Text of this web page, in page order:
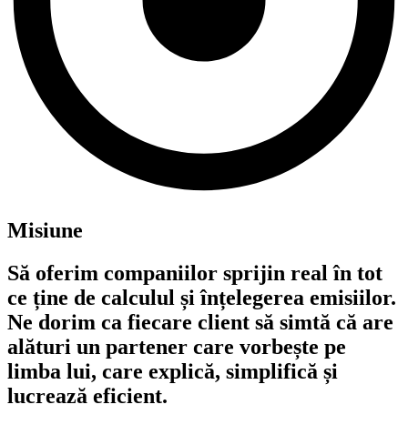
Misiune
Să oferim companiilor sprijin real în tot
ce ține de calculul și înțelegerea emisiilor.
Ne dorim ca fiecare client să simtă că are
alături un partener care vorbește pe
limba lui, care explică, simplifică și
lucrează eficient.